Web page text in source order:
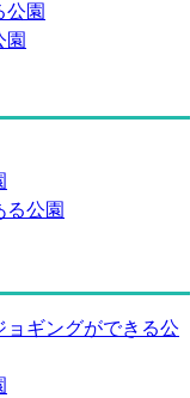
公園
園
る公園
ョギングができる公